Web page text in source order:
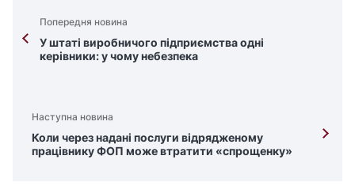
Попередня новина
У штаті виробничого підприємства одні
керівники: у чому небезпека
Наступна новина
Коли через надані послуги відрядженому
працівнику ФОП може втратити «спрощенку»